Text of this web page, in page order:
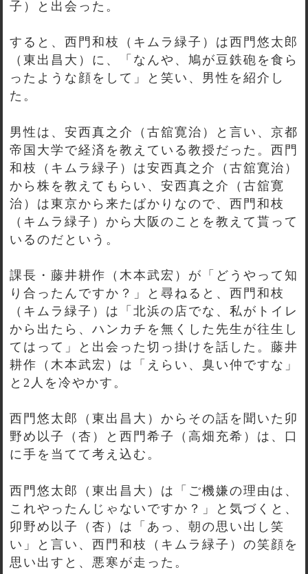
子）と出会った。
すると、西門和枝（キムラ緑子）は西門悠太郎
（東出昌大）に、「なんや、鳩が豆鉄砲を食ら
ったような顔をして」と笑い、男性を紹介し
た。
男性は、安西真之介（古舘寛治）と言い、京都
帝国大学で経済を教えている教授だった。西門
和枝（キムラ緑子）は安西真之介（古舘寛治）
から株を教えてもらい、安西真之介（古舘寛
治）は東京から来たばかりなので、西門和枝
（キムラ緑子）から大阪のことを教えて貰って
いるのだという。
課長・藤井耕作（木本武宏）が「どうやって知
り合ったんですか？」と尋ねると、西門和枝
（キムラ緑子）は「北浜の店でな、私がトイレ
から出たら、ハンカチを無くした先生が往生し
てはって」と出会った切っ掛けを話した。藤井
耕作（木本武宏）は「えらい、臭い仲ですな」
と2人を冷やかす。
西門悠太郎（東出昌大）からその話を聞いた卯
野め以子（杏）と西門希子（高畑充希）は、口
に手を当てて考え込む。
西門悠太郎（東出昌大）は「ご機嫌の理由は、
これやったんじゃないですか？」と気づくと、
卯野め以子（杏）は「あっ、朝の思い出し笑
い」と言い、西門和枝（キムラ緑子）の笑顔を
思い出すと、悪寒が走った。